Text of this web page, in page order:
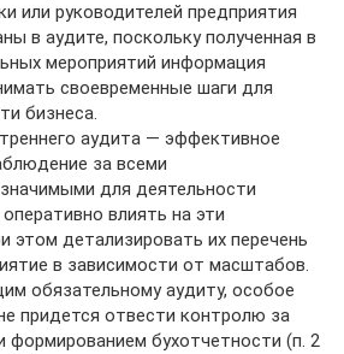
или руководителей предприятия
в аудите, поскольку полученная в
мероприятий информация
своевременные шаги для
бизнеса.
аудита — эффективное
за всеми
для деятельности
влиять на эти
этом детализировать их перечень
в зависимости от масштабов.
обязательному аудиту, особое
придется отвести контролю за
формированием бухотчетности (п. 2